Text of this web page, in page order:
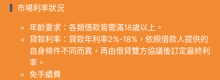
市場利率狀況
年齡要求：各類借款皆需滿18歲以上。
貸款利率：貸款年利率2%-18%，依照借款人提供的
自身條件不同而異，再由借貸雙方協議後訂定最終利
率。
免手續費